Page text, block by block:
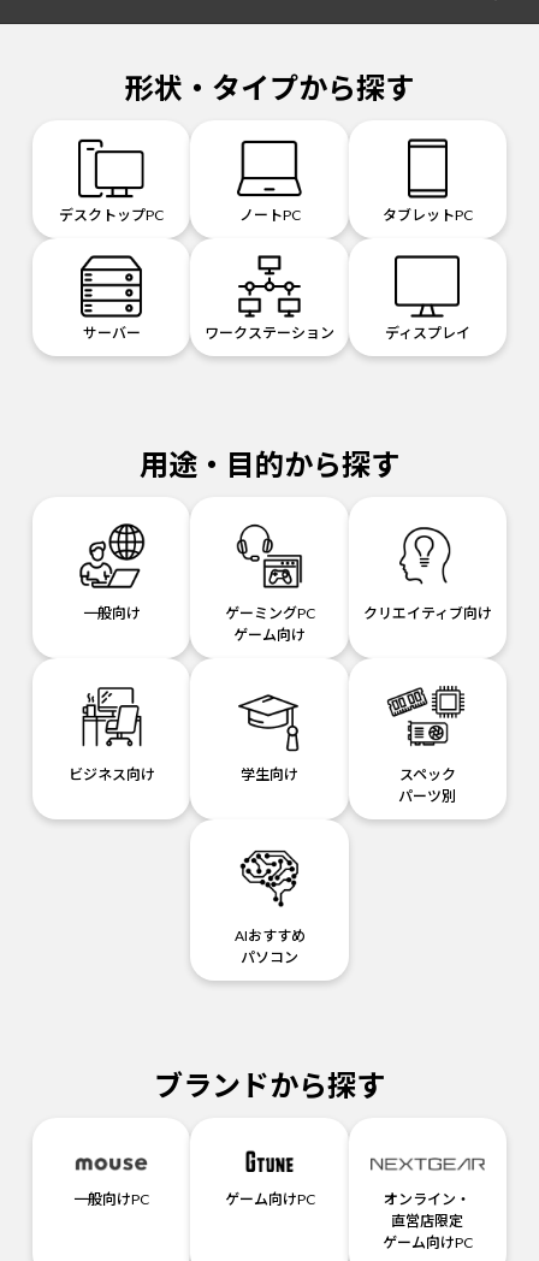
形状・タイプから探す
デスクトップPC ノートPC タブレットPC
サーバー ワークステーション ディスプレイ
用途・目的から探す
一般向け
ゲーミングPC
ゲーム向け
クリエイティブ向け
ビジネス向け 学生向け
スペック
パーツ別
AIおすすめ
パソコン
ブランドから探す
一般向けPC ゲーム向けPC
オンライン・
直営店限定
ゲーム向けPC